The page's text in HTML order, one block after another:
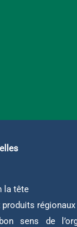
la tête
produits
sens de